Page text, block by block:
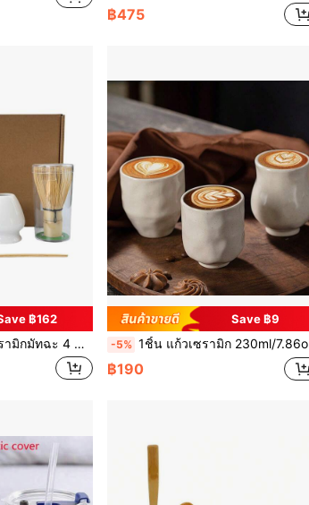
฿475
฿162
/ชุด พร้อมชามมีปากและอุปกรณ์ชงชา ชามมัทฉะญี่ปุ่น
Save ฿9
-5% 1ชิ้น แก้วเซรามิก 230ml/7.86oz สร้างสรรค์และมินิมอล, แก้วกาแฟแฟชั่น, แก้วเอสเปรสโซ่จุดโลหะ กลับเข้าโรงเรียน
฿190